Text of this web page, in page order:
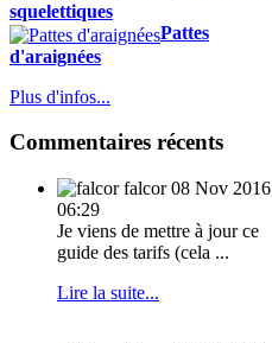
squelettiques
Pattes
d'araignées
Plus d'infos...
Commentaires récents
falcor 08 Nov 2016
06:29
Je viens de mettre à jour ce
guide des tarifs (cela ...
Lire la suite...